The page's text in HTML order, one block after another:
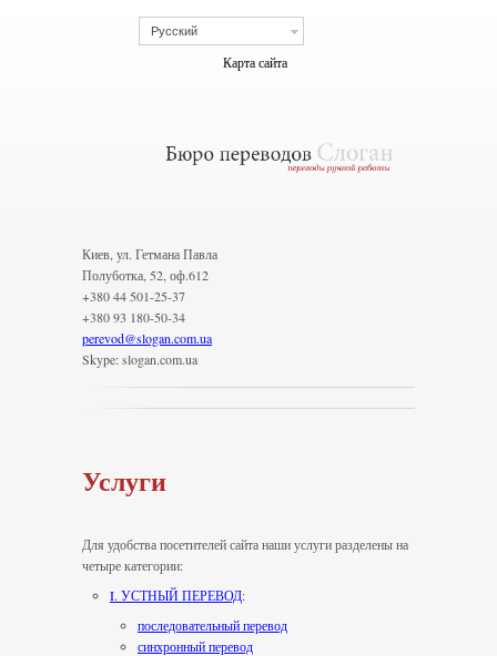
Русский
Карта сайта
Киев, ул. Гетмана Павла
Полуботка, 52, оф.612
+380 44 501-25-37
+380 93 180-50-34
perevod@slogan.com.ua
Skype: slogan.com.ua
Услуги
Для удобства посетителей сайта наши услуги разделены на
четыре категории:
I. УСТНЫЙ ПЕРЕВОД:
последовательный перевод
синхронный перевод